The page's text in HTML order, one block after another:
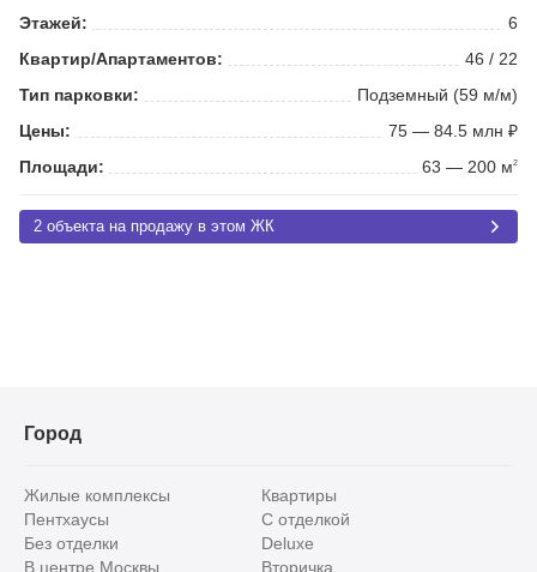
Этажей:
6
Квартир/Апартаментов:
46 / 22
Тип парковки:
Подземный (59 м/м)
Цены:
75 — 84.5 млн ₽
Площади:
63 — 200 м2
2 объекта на продажу в этом ЖК
Город
Жилые комплексы
Квартиры
Пентхаусы
С отделкой
Без отделки
Deluxe
В центре Москвы
Вторичка